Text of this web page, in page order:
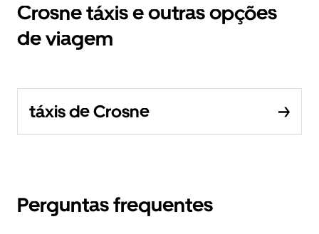
Crosne táxis e outras opções
de viagem
táxis de Crosne
Perguntas frequentes